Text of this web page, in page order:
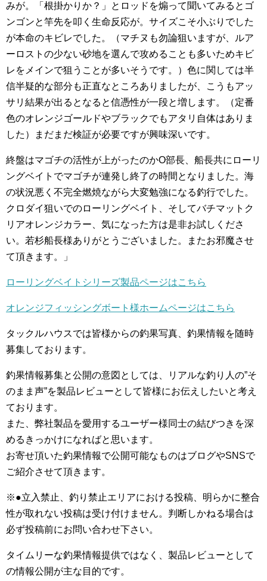
みが。「根掛かりか？」とロッドを煽って聞いてみるとゴ
ンゴンと竿先を叩く生命反応が。サイズこそ小ぶりでした
が本命のキビレでした。（マチヌも勿論狙いますが、ルア
ーロストの少ない砂地を選んで攻めることも多いためキビ
レをメインで狙うことが多いそうです。）色に関しては半
信半疑的な部分も正直なところありましたが、こうもアッ
サリ結果が出るとなると信憑性が一段と増します。（定番
色のオレンジゴールドやブラックでもアタリ自体はありま
した）まだまだ検証が必要ですが興味深いです。
終盤はマゴチの活性が上がったのかO部長、船長共にローリ
ングベイトでマゴチが連発し終了の時間となりました。海
の状況悪く不完全燃焼ながら大変勉強になる釣行でした。
クロダイ狙いでのローリングベイト、そしてバチマットク
リアオレンジカラー、気になった方は是非お試しくださ
い。若杉船長様ありがとうございました。またお邪魔させ
て頂きます。」
ローリングベイトシリーズ製品ページはこちら
オレンジフィッシングボート 様ホームページはこちら
タックルハウスでは皆様からの釣果写真、釣果情報を随時
募集しております。
釣果情報募集と公開の意図としては、リアルな釣り人の”そ
のまま声”を製品レビューとして皆様にお伝えしたいと考え
ております。
また、弊社製品を愛用するユーザー様同士の結びつきを深
めるきっかけになればと思います。
お寄せ頂いた釣果情報で公開可能なものはブログやSNSで
ご紹介させて頂きます。
※●立入禁止、釣り禁止エリアにおける投稿、明らかに整合
性が取れない投稿は受け付けません。判断しかねる場合は
必ず投稿前にお問い合わせ下さい。
タイムリーな釣果情報提供ではなく、製品レビューとして
の情報公開が主な目的です。